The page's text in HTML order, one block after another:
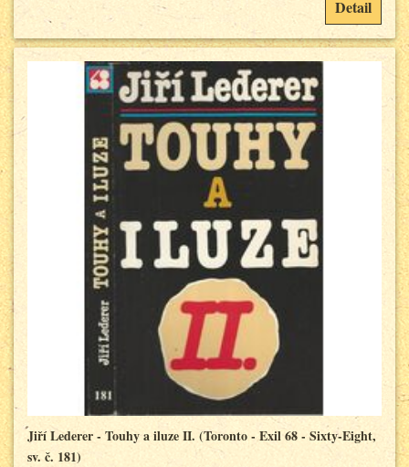
Detail
Jiří Lederer - Touhy a iluze II. (Toronto - Exil 68 - Sixty-Eight,
sv. č. 181)